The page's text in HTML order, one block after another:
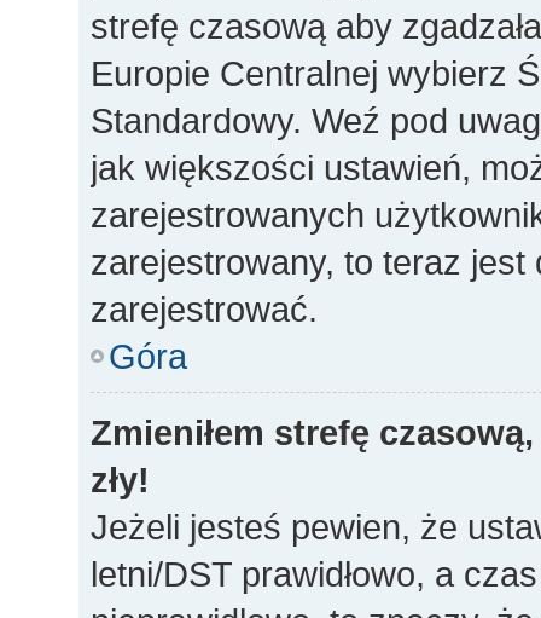
strefę czasową aby
Europie Centralnej wybierz
Standardowy. Weź pod
jak większości ustawień,
zarejestrowanych
zarejestrowany, to teraz
zarejestrować.
Góra
Zmieniłem strefę
zły!
Jeżeli jesteś pewien, że
letni/DST prawidłowo, a